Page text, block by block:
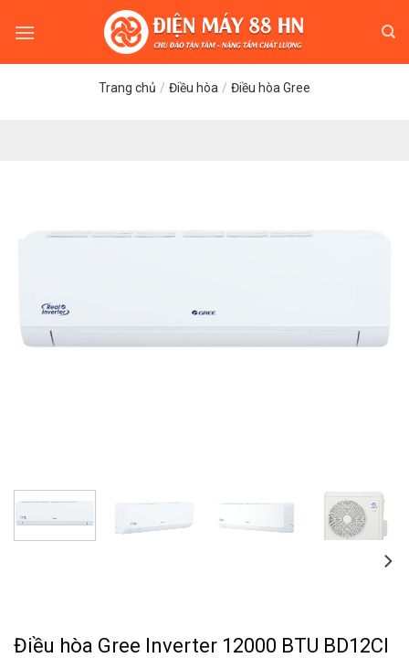
Trang chủ / Điều hòa / Điều hòa Gree
Điều hòa Gree Inverter 12000 BTU BD12CI